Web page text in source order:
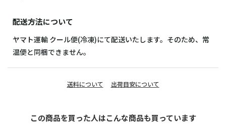
配送方法について
ヤマト運輸 クール便(冷凍)にて配送いたします。そのため、常
温便と同梱できません。
送料について 出荷目安について
この商品を買った人はこんな商品も買っています